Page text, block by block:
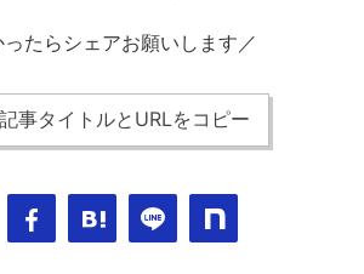
ったらシェアお願いします／
事タイトルとURLをコピー